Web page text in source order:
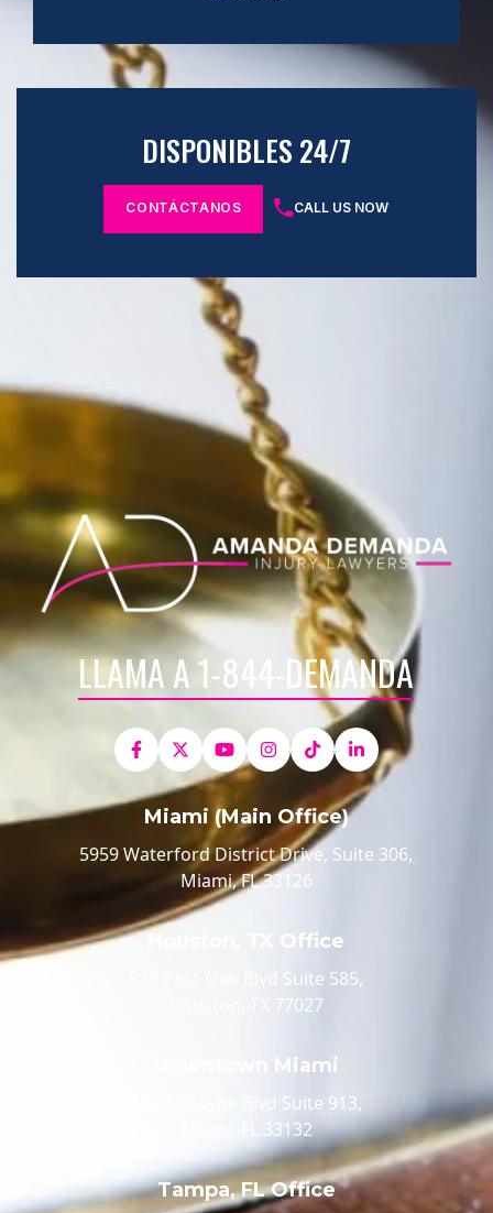
DISPONIBLES 24/7
CONTÁCTANOS CALL US NOW
LLAMA A 1-844-DEMANDA
Miami (Main Office)
5959 Waterford District Drive, Suite 306,
Miami, FL 33126
Houston, TX Office
520 Post Oak Blvd Suite 585,
Houston, TX 77027
Downtown Miami
100 Biscayne Blvd Suite 913,
Miami, FL 33132
Tampa, FL Office